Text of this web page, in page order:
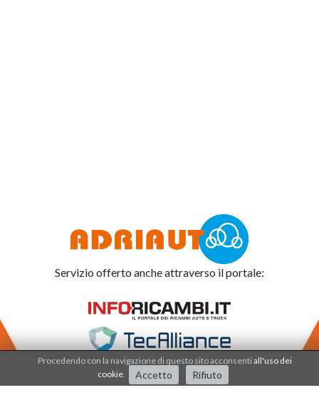
Servizio offerto anche attraverso il portale:
Procedendo con la navigazione di questo sito acconsenti all'uso dei
cookie
Accetto Rifiuto